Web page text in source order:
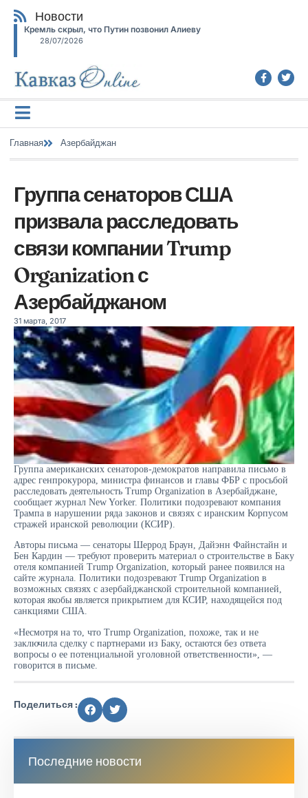
Новости
Кремль скрыл, что Путин позвонил Алиеву
28/07/2026
Главная Азербайджан
Группа сенаторов США
призвала расследовать
связи компании Trump
Organization с
Азербайджаном
31 марта, 2017
Группа американских сенаторов-демократов направила письмо в
адрес генпрокурора, министра финансов и главы ФБР с просьбой
расследовать деятельность Trump Organization в Азербайджане,
сообщает журнал New Yorker. Политики подозревают компания
Трампа в нарушении ряда законов и связях с иранским Корпусом
стражей иранской революции (КСИР).
Авторы письма — сенаторы Шеррод Браун, Дайэнн Файнстайн и
Бен Кардин — требуют проверить материал о строительстве в Баку
отеля компанией Trump Organization, который ранее появился на
сайте журнала. Политики подозревают Trump Organization в
возможных связях с азербайджанской строительной компанией,
которая якобы является прикрытием для КСИР, находящейся под
санкциями США.
«Несмотря на то, что Trump Organization, похоже, так и не
заключила сделку с партнерами из Баку, остаются без ответа
вопросы о ее потенциальной уголовной ответственности», —
говорится в письме.
Поделиться :
Последние новости